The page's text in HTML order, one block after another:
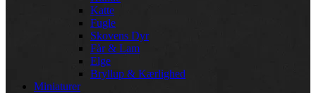
Katte
Fugle
Skovens Dyr
Får & Lam
Elge
Bryllup & Kærlighed
Miniaturer